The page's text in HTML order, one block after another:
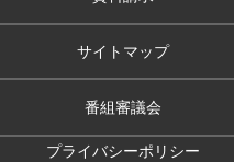
サイトマップ
番組審議会
プライバシーポリシー